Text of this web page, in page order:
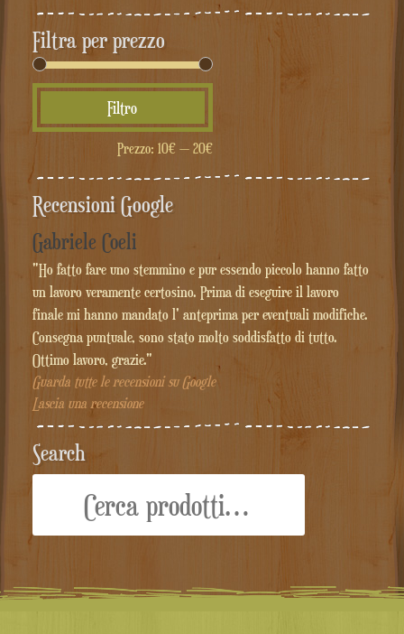
Filtra per prezzo
Min
Max
Filtro
Prezzo: 10€— 20€
Recensioni Google
Gabriele Coeli
"Ho fatto fare uno stemmino e pur essendo piccolo hanno fatto
un lavoro veramente certosino. Prima di eseguire il lavoro
finale mi hanno mandato l' anteprima per eventuali modifiche.
Consegna puntuale, sono stato molto soddisfatto di tutto.
Ottimo lavoro, grazie."
Guarda tutte le recensioni su Google
Lascia una recensione
Search